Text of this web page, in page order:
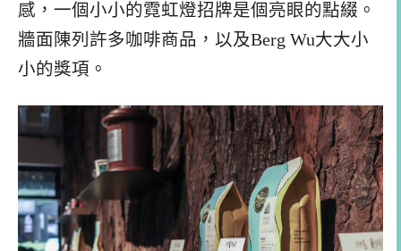
感，一個小小的霓虹燈招牌是個亮眼的點綴。
牆面陳列許多咖啡商品，以及Berg Wu大大小
小的獎項。